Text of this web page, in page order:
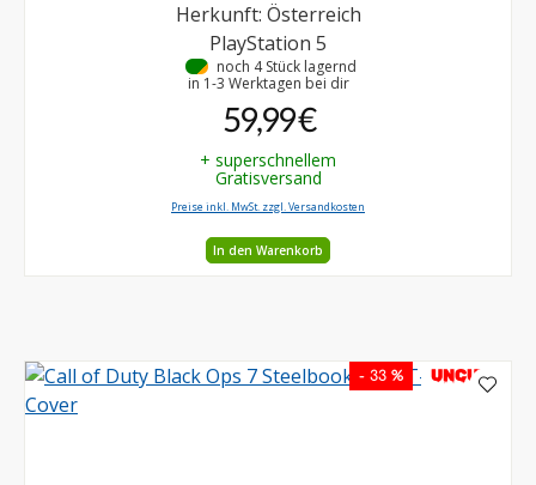
Herkunft: Österreich
PlayStation 5
noch 4 Stück lagernd
in 1-3 Werktagen bei dir
59,99 €
+ superschnellem
Gratisversand
Preise inkl. MwSt. zzgl. Versandkosten
In den Warenkorb
- 33 % UNCUT